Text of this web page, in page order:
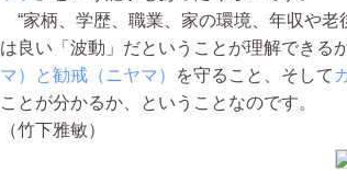
“家柄、学歴、職業、家の環境、年収や老
は良い「波動」だということが理解できる
マ）と勧戒（ニヤマ）
を守ること、そして
ことが分かるか、ということなのです。
（竹下雅敏）